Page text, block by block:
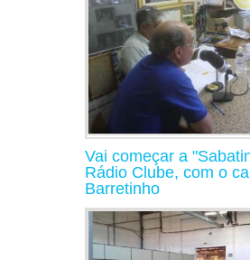
Vai começar a
Rádio Clube, com o
Barretinho